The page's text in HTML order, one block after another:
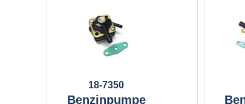
18-7350
Benzinpumpe